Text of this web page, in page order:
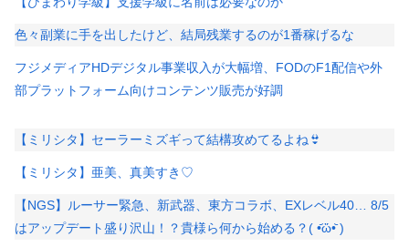
色々副業に手を出したけど、結局残業するのが1番稼げるな
フジメディアHDデジタル事業収入が大幅増、FODのF1配信や外
部プラットフォーム向けコンテンツ販売が好調
【ミリシタ】セーラーミズギって結構攻めてるよね👙
【ミリシタ】亜美、真美すき♡
【NGS】ルーサー緊急、新武器、東方コラボ、EXレベル40… 8/5
はアップデート盛り沢山！？貴様ら何から始める？( •᷄ὤ•᷅ )